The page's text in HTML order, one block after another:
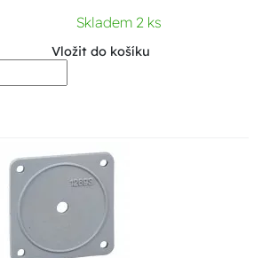
Skladem 2 ks
Vložit do košíku